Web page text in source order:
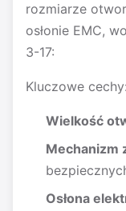
rozmiarze
osłonie EMC,
3-17:
Kluczowe cechy:
Wielkość
Mechanizm
Osłona